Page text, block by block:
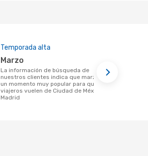
Temporada alta
marzo
La información de búsqueda de
nuestros clientes indica que marzo es
un momento muy popular para que los
viajeros vuelen de Ciudad de México a
Madrid